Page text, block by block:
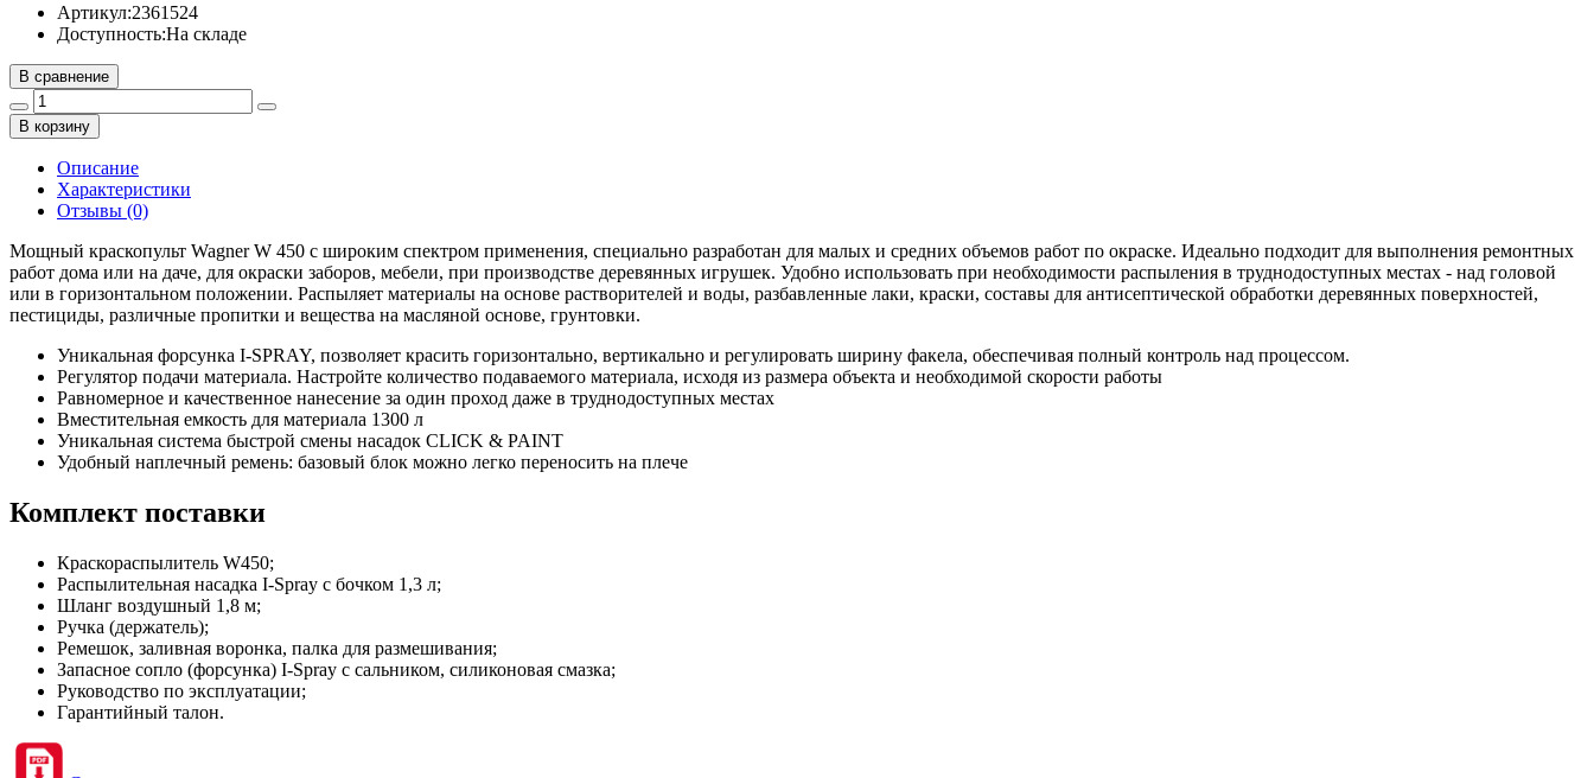
Артикул:2361524
Доступность:На складе
В сравнение
В корзину
Описание
Характеристики
Отзывы (0)
Мощный краскопульт Wagner W 450 с широким спектром применения, специально разработан для малых и средних объемов работ по окраске. Идеально подходит для выполнения ремонтных
работ дома или на даче, для окраски заборов, мебели, при производстве деревянных игрушек. Удобно использовать при необходимости распыления в труднодоступных местах - над головой
или в горизонтальном положении. Распыляет материалы на основе растворителей и воды, разбавленные лаки, краски, составы для антисептической обработки деревянных поверхностей,
пестициды, различные пропитки и вещества на масляной основе, грунтовки.
Уникальная форсунка I-SPRAY, позволяет красить горизонтально, вертикально и регулировать ширину факела, обеспечивая полный контроль над процессом.
Регулятор подачи материала. Настройте количество подаваемого материала, исходя из размера объекта и необходимой скорости работы
Равномерное и качественное нанесение за один проход даже в труднодоступных местах
Вместительная емкость для материала 1300 л
Уникальная система быстрой смены насадок CLICK & PAINT
Удобный наплечный ремень: базовый блок можно легко переносить на плече
Комплект поставки
Краскораспылитель W450;
Распылительная насадка I-Spray с бочком 1,3 л;
Шланг воздушный 1,8 м;
Ручка (держатель);
Ремешок, заливная воронка, палка для размешивания;
Запасное сопло (форсунка) I-Spray с сальником, силиконовая смазка;
Руководство по эксплуатации;
Гарантийный талон.